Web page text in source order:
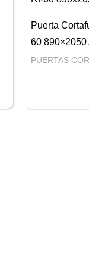
Puerta
60 890×2050
PUERTAS